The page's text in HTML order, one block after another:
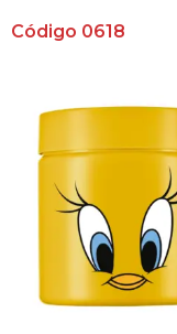
Código 0618